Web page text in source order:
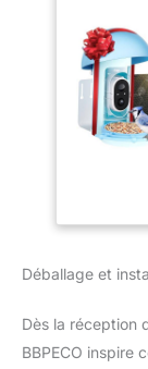
Déballage et
Dès la réception
BBPECO inspire